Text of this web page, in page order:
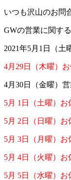
いつも沢山のお問
GWの営業に関す
2021年5月1日（土
4月29日（木曜）
4月30日（金曜）
5月 1日（土曜）お
5月 2日（日曜）お
5月 3日（月曜）お
5月 4日（火曜）お
5月 5日（水曜）お